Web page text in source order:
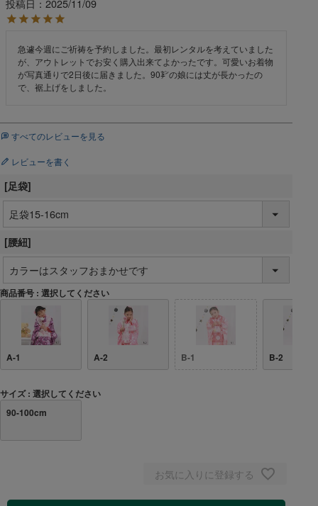
投稿日 2025/11/09
急遽今週にご祈祷を予約しました。最初レンタルを考えていました
が、アウトレットでお安く購入出来てよかったです。可愛いお着物
が写真通りで2日後に届きました。90㌢の娘には丈が長かったの
で、裾上げをしました。
すべてのレビューを見る
レビューを書く
[足袋]
[腰紐]
商品番号 選択してください
A-1 A-2 B-1 B-2
サイズ 選択してください
90-100cm
お気に入りに登録する